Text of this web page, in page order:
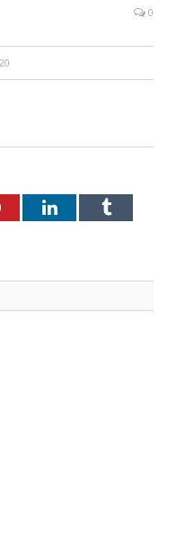
0
PinterestLinkedInTumblr